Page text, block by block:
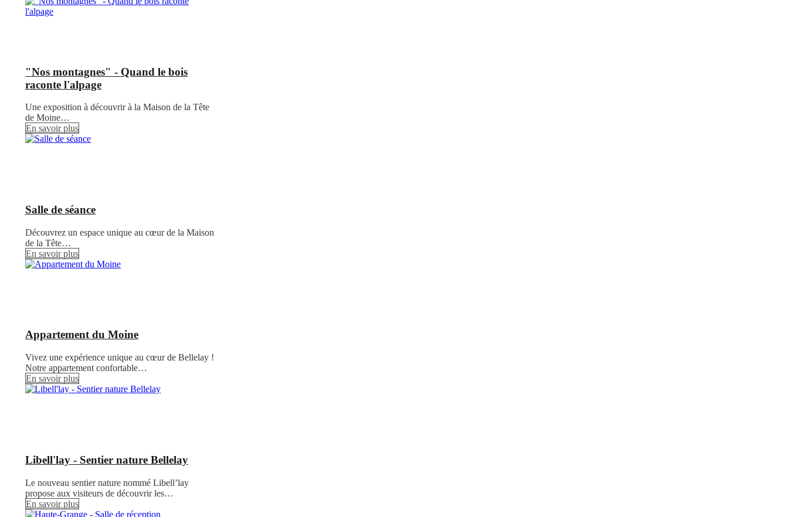
"Nos montagnes" - Quand le bois
raconte l'alpage
Une exposition à découvrir à la Maison de la Tête
de Moine…
En savoir plus
Salle de séance
Découvrez un espace unique au cœur de la Maison
de la Tête…
En savoir plus
Appartement du Moine
Vivez une expérience unique au cœur de Bellelay !
Notre appartement confortable…
En savoir plus
Libell'lay - Sentier nature Bellelay
Le nouveau sentier nature nommé Libell’lay
propose aux visiteurs de découvrir les…
En savoir plus